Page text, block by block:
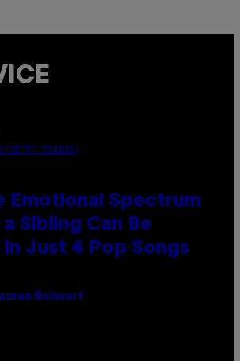
GETTY IMAGES)
Emotional Spectrum
Sibling Can Be
in Just 4 Pop Songs
Boisvert